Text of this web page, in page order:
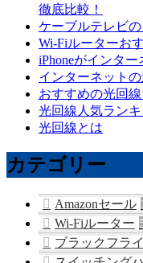
徹底比較！
ケーブルテレビ
Wi-Fiルーターお
iPhoneがインタ
インターネット
おすすめの光回
光回線人気ラン
光回線とは
カテゴリー
Amazonセール
Wi-Fiルーター
ブラックフラ